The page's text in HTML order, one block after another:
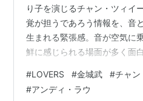
関連はてなダイアリーク
中華芸能
り子を演じるチャン・ツィイ
覚が担うであろう情報を、音
生まれる緊張感。音が空気に
鮮に感じられる場面が多く面
れに違和感を覚えてしまった
られるあまり、一体何のため
#LOVERS #金城武 #チャン
#アンディ・ラウ